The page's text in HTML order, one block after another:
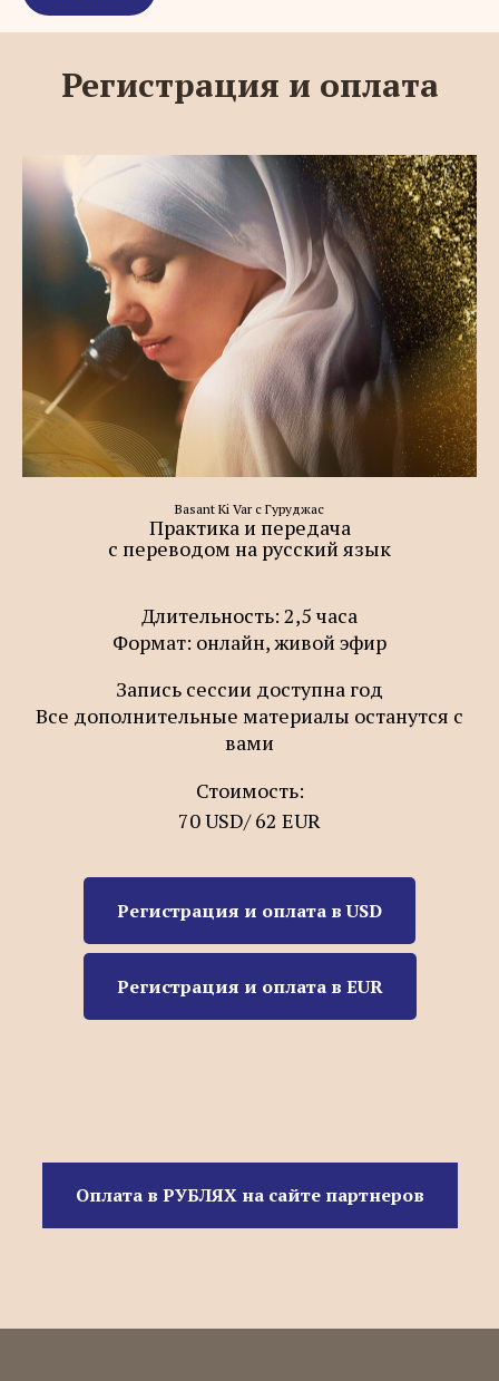
Регистрация и оплата
Basant Ki Var с Гуруджас
Практика и передача
с переводом на русский язык
Длительность: 2,5 часа
Формат: онлайн, живой эфир
Запись сессии доступна год
Все дополнительные материалы останутся с
вами
Стоимость:
70 USD/ 62 EUR
Регистрация и оплата в USD
Регистрация и оплата в EUR
Оплата в РУБЛЯХ на сайте партнеров